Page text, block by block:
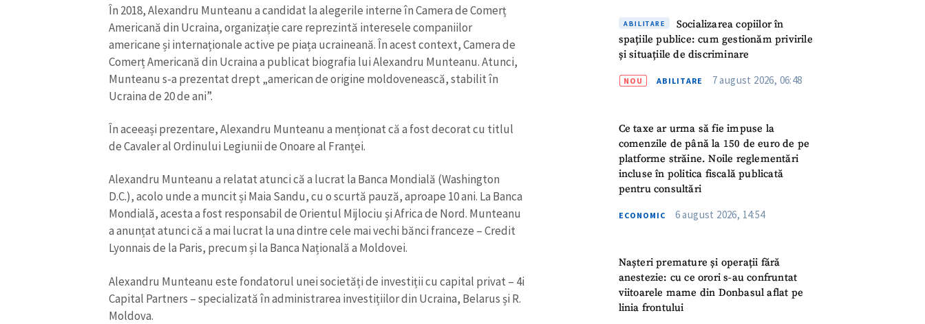
În 2018, Alexandru Munteanu a candidat la alegerile interne în Camera de Comerț
Americană din Ucraina, organizație care reprezintă interesele companiilor
americane și internaționale active pe piața ucraineană. În acest context, Camera de
Comerț Americană din Ucraina a publicat biografia lui Alexandru Munteanu. Atunci,
Munteanu s-a prezentat drept „american de origine moldovenească, stabilit în
Ucraina de 20 de ani”.
În aceeași prezentare, Alexandru Munteanu a menționat că a fost decorat cu titlul
de Cavaler al Ordinului Legiunii de Onoare al Franței.
Alexandru Munteanu a relatat atunci că a lucrat la Banca Mondială (Washington
D.C.), acolo unde a muncit și Maia Sandu, cu o scurtă pauză, aproape 10 ani. La Banca
Mondială, acesta a fost responsabil de Orientul Mijlociu și Africa de Nord. Munteanu
a anunțat atunci că a mai lucrat la una dintre cele mai vechi bănci franceze – Credit
Lyonnais de la Paris, precum și la Banca Națională a Moldovei.
Alexandru Munteanu este fondatorul unei societăți de investiții cu capital privat – 4i
Capital Partners – specializată în administrarea investițiilor din Ucraina, Belarus și R.
Moldova.
ABILITARE
Socializarea copiilor în
spațiile publice: cum gestionăm privirile
și situațiile de discriminare
NOU ABILITARE 7 august 2026, 06:48
Ce taxe ar urma să fie impuse la
comenzile de până la 150 de euro de pe
platforme străine. Noile reglementări
incluse în politica fiscală publicată
pentru consultări
ECONOMIC 6 august 2026, 14:54
Nașteri premature și operații fără
anestezie: cu ce orori s-au confruntat
viitoarele mame din Donbasul aflat pe
linia frontului
Mesajul știrei + Mesajul știrei
+ Telefon personal
Am citit și sunt de acord cupolitica de